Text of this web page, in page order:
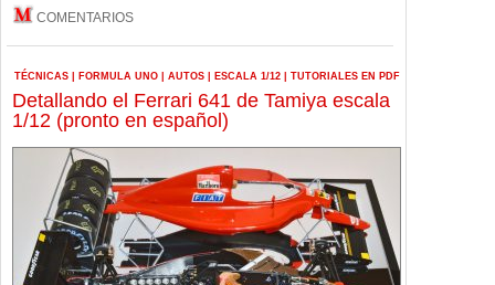
COMENTARIOS
TÉCNICAS FORMULA UNO AUTOS ESCALA 1/12 TUTORIALES EN PDF
Detallando el Ferrari 641 de Tamiya escala
1/12 (pronto en español)